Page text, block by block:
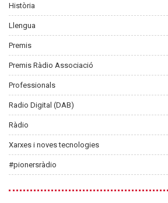
Història
Llengua
Premis
Premis Ràdio Associació
Professionals
Radio Digital (DAB)
Ràdio
Xarxes i noves tecnologies
#pionersràdio